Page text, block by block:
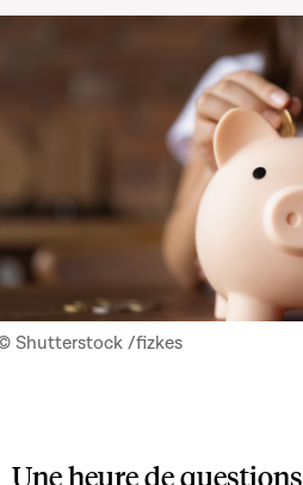
Shutterstock /fizkes
Une heure de questions